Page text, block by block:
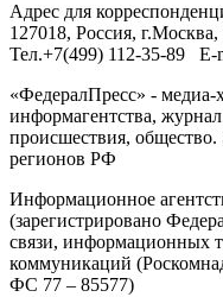
Адрес для
127018, Россия, г.Москва,
Тел.+7(499) 112-35-89 E-
«ФедералПресс» - медиа-
информагентства,
происшествия,
регионов РФ
Информационное
(зарегистрировано
связи, информационных
коммуникаций
ФС 77 – 85577)